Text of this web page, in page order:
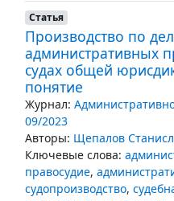
Статья
Производство по
административных
судах общей
понятие
Журнал:
09/2023
Авторы: Щепалов
Ключевые слова:
правосудие,
судопроизводство,